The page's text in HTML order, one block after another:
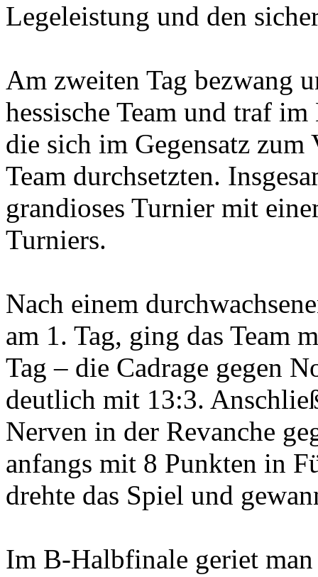
Legeleistung und den
Am zweiten Tag bezwang
hessische Team und traf
die sich im Gegensatz zum
Team durchsetzten.
grandioses Turnier mit
Turniers.
Nach einem
am 1. Tag, ging das Team
Tag – die Cadrage gegen
deutlich mit 13:3.
Nerven in der Revanche
anfangs mit 8 Punkten in
drehte das Spiel und
Im B-Halbfinale geriet